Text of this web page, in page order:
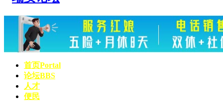
首页Portal
论坛BBS
人才
便民